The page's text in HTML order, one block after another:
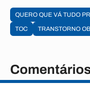
QUERO QUE VÁ TUDO
TOC
TRANSTORNO